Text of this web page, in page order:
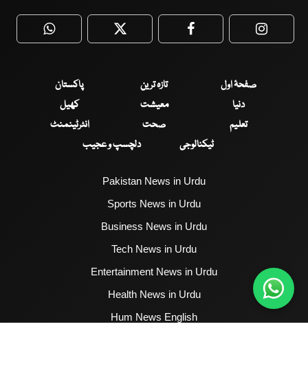
WhatsApp Twitter Facebook
صفحۂ اول تازہ ترین
پاکستان
دنیا
معیشت
کھیل
تعلیم
صحت
انٹرٹینمنٹ
ٹیکنالوجی
دلچسپ و عجیب
Pakistan News in Urdu
Sports News in Urdu
Business News in Urdu
Tech News in Urdu
Entertainment News in Urdu
Health News in Urdu
Hum News English